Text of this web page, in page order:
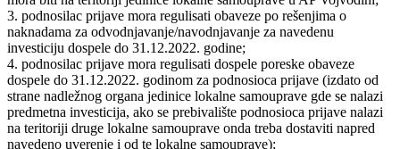
3. podnosilac prijave mora regulisati obaveze po rešenjima o
naknadama za odvodnjavanje/navodnjavanje za navedenu
investiciju dospele do 31.12.2022. godine;
4. podnosilac prijave mora regulisati dospele poreske obaveze
dospele do 31.12.2022. godinom za podnosioca prijave (izdato od
strane nadležnog organa jedinice lokalne samouprave gde se nalazi
predmetna investicija, ako se prebivalište podnosioca prijave nalazi
na teritoriji druge lokalne samouprave onda treba dostaviti napred
navedeno uverenje i od te lokalne samouprave);